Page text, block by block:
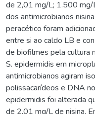
de 2,01 mg/L; 1.500
dos antimicrobianos
peracético foram
entre si ao caldo LB e
de biofilmes pela cultura
S. epidermidis em
antimicrobianos agiram
polissacarídeos e DNA
epidermidis foi alterada
de 2,01 mg/L de nisina.